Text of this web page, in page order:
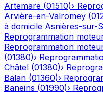
Artemare (01510)›
Arvière-en-Valromey (
à domicile Asnières-sur-
Reprogrammation
Reprogrammation
(01380)›
Châtel (01380)›
Balan (01360)›
Baneins (01990)›